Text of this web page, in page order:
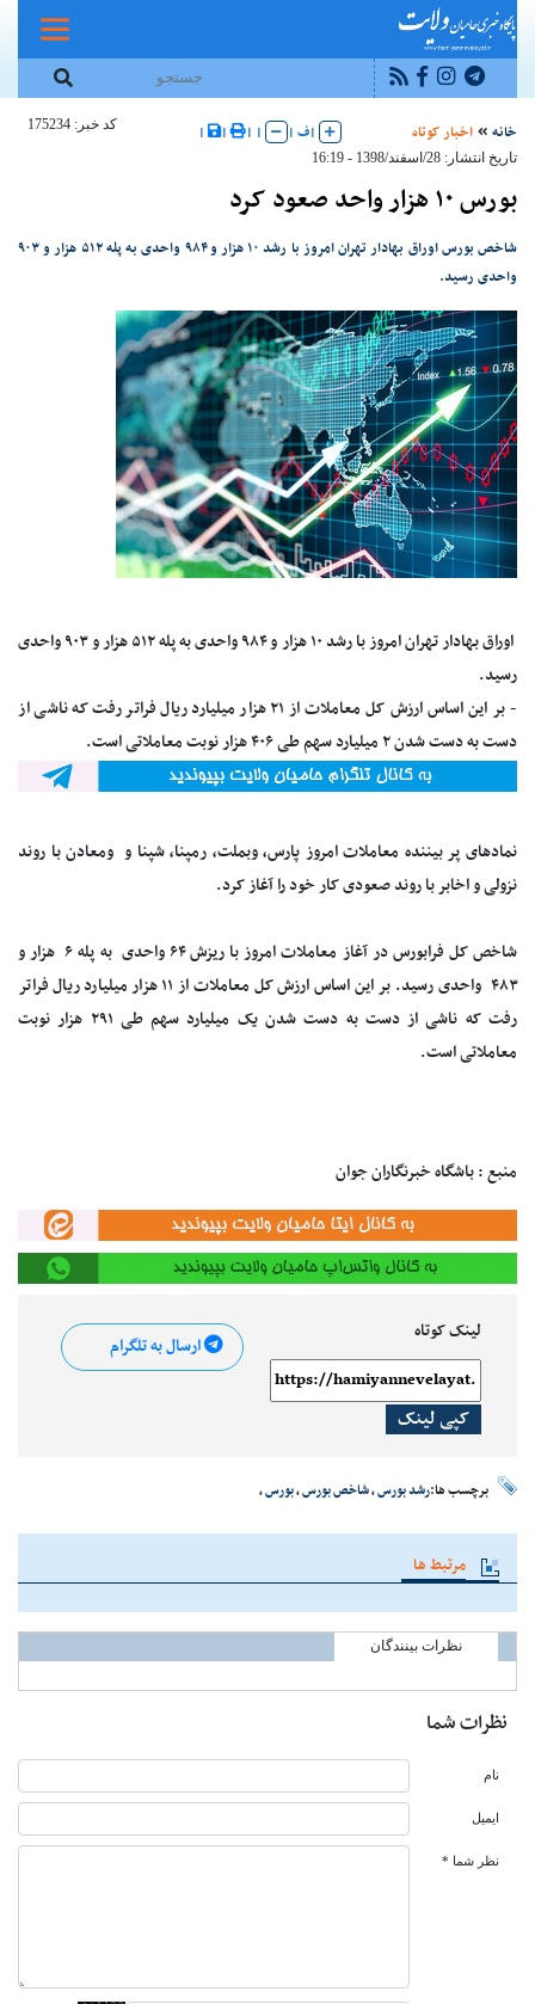
خانه اخبار کوتاه |ف |
|
|
|
|
کد خبر: 175234
تاریخ انتشار: 28/اسفند/1398 - 16:19
بورس ۱۰ هزار واحد صعود کرد
شاخص بورس اوراق بهادار تهران امروز با رشد ۱۰ هزار و ۹۸۴ واحدی به پله ۵۱۲ هزار و ۹۰۳
واحدی رسید.
اوراق بهادار تهران امروز با رشد ۱۰ هزار و ۹۸۴ واحدی به پله ۵۱۲ هزار و ۹۰۳ واحدی
رسید.
- بر این اساس ارزش کل معاملات از ۲۱ هزار میلیارد ریال فراتر رفت که ناشی از
دست به دست شدن ۲ میلیارد سهم طی ۴۰۶ هزار نوبت معاملاتی است.
نماد‌های پر بیننده معاملات امروز پارس، وبملت، رمپنا، شپنا و ومعادن با روند
نزولی و اخابر با روند صعودی کار خود را آغاز کرد.
شاخص کل فرابورس در آغاز معاملات امروز با ریزش ۶۴ واحدی به پله ۶ هزار و
۴۸۳ واحدی رسید. بر این اساس ارزش کل معاملات از ۱۱ هزار میلیارد ریال فراتر
رفت که ناشی از دست به دست شدن یک میلیارد سهم طی ۲۹۱ هزار نوبت
معاملاتی است.
منبع : باشگاه خبرنگاران جوان
لینک کوتاه
کپی لینک
ارسال به تلگرام
برچسب ها:رشد بورس،شاخص بورس،بورس،
مرتبط ها
نظرات بینندگان
نظرات شما
نام
ایمیل
نظر شما *